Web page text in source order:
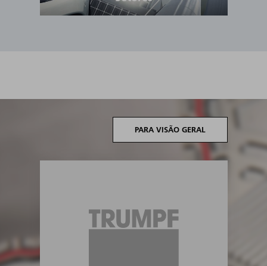
PARA VISÃO GERAL